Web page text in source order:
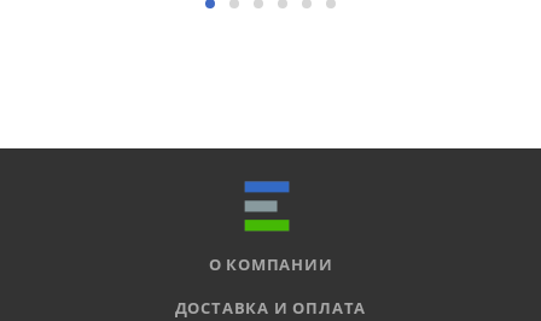
О КОМПАНИИ
ДОСТАВКА И ОПЛАТА